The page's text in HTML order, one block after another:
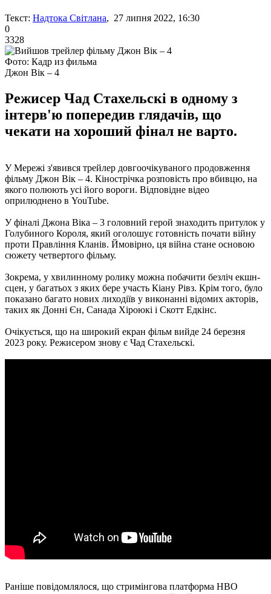
Текст: Надтока Світлана, 27 липня 2022, 16:30
0
3328
Фото: Кадр из фильма
Джон Вік – 4
Режисер Чад Стахельскі в одному з
інтерв'ю попередив глядачів, що
чекати на хороший фінал не варто.
У Мережі з'явився трейлер довгоочікуваного продовження
фільму Джон Вік – 4. Кінострічка розповість про вбивцю, на
якого полюють усі його вороги. Відповідне відео
оприлюднено в YouTube.
У фіналі Джона Віка – 3 головний герой знаходить притулок у
Голубиного Короля, який оголошує готовність почати війну
проти Правління Кланів. Ймовірно, ця війна стане основою
сюжету четвертого фільму.
Зокрема, у хвилинному ролику можна побачити безліч екшн-
сцен, у багатьох з яких бере участь Кіану Рівз. Крім того, було
показано багато нових лиходіїв у виконанні відомих акторів,
таких як Донні Єн, Санада Хіроюкі і Скотт Едкінс.
Очікується, що на широкий екран фільм вийде 24 березня
2023 року. Режисером знову є Чад Стахельскі.
Раніше повідомлялося, що стримінгова платформа HBO